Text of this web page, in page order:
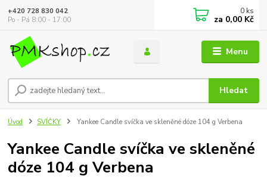
Menu
Hledat
+420 728 830 042
Po - Pá 8:00 - 17:00
0 ks
za 0,00 Kč
Úvod SVÍČKY Yankee Candle svíčka ve skleněné dóze 104 g Verbena
Yankee Candle svíčka ve skleněné
dóze 104 g Verbena